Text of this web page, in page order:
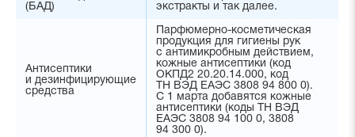
(БАД)
экстракты и так далее.
Антисептики
и дезинфицирующие
средства
Парфюмерно-косметическая
продукция для гигиены рук
с антимикробным действием,
кожные антисептики (код
ОКПД2 20.20.14.000, код
ТН ВЭД ЕАЭС 3808 94 800 0).
С 1 марта добавятся кожные
антисептики (коды ТН ВЭД
ЕАЭС 3808 94 100 0, 3808
94 300 0).